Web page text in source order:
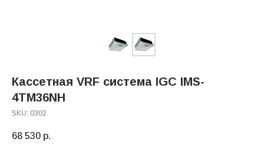
Кассетная VRF система IGC IMS-
4TM36NH
SKU: 0302
68 530 р.